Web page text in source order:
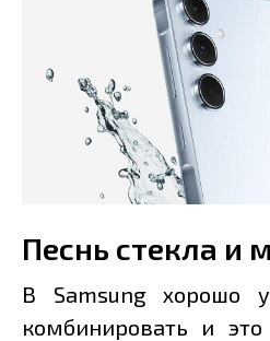
Песнь стекла и
В Samsung хорошо
комбинировать и это